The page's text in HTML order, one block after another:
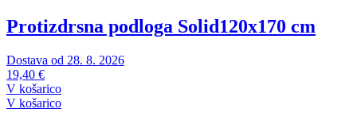
Protizdrsna podloga Solid120x170 cm
Dostava od 28. 8. 2026
19,40 €
V košarico
V košarico